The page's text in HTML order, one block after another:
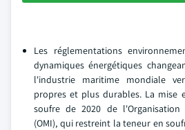
Les réglementations
dynamiques énergétiques
l'industrie maritime mondiale
propres et plus durables. La
soufre de 2020 de
(OMI), qui restreint la teneur en